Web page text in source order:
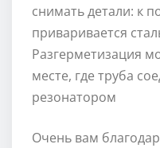
снимать детали: к
приваривается
Разгерметизация
месте, где труба
резонатором
Очень вам